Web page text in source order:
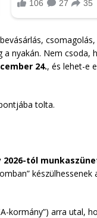
csomagolás,
nyakán. Nem csoda,
24., és lehet-e
tolta.
2026-tól
készülhessenek
kormány”) arra utal,